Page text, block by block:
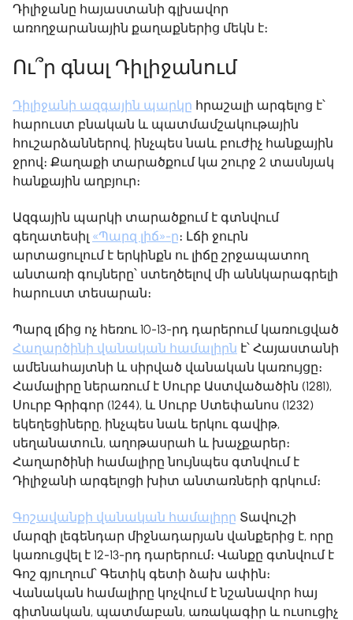
Դիլիջանը հայաստանի գլխավոր
առողջարանային քաղաքներից մեկն է։
Ու՞ր գնալ Դիլիջանում
Դիլիջանի ազգային պարկը հրաշալի արգելոց է՝
հարուստ բնական և պատմամշակութային
հուշարձաններով, ինչպես նաև բուժիչ հանքային
ջրով։ Քաղաքի տարածքում կա շուրջ 2 տասնյակ
հանքային աղբյուր։
Ազգային պարկի տարածքում է գտնվում
գեղատեսիլ «Պարզ լիճ»-ը։ Լճի ջուրն
արտացուլում է երկինքն ու լիճը շրջապատող
անտառի գույները՝ ստեղծելով մի աննկարագրելի
հարուստ տեսարան։
Պարզ լճից ոչ հեռու 10-13-րդ դարերում կառուցված
Հաղարծինի վանական համալիրն է՝ Հայաստանի
ամենահայտնի և սիրված վանական կառույցը։
Համալիրը ներառում է Սուրբ Աստվածածին (1281),
Սուրբ Գրիգոր (1244), և Սուրբ Ստեփանոս (1232)
եկեղեցիները, ինչպես նաև երկու գավիթ,
սեղանատուն, աղոթասրահ և խաչքարեր։
Հաղարծինի համալիրը նույնպես գտնվում է
Դիլիջանի արգելոցի խիտ անտառների գրկում։
Գոշավանքի վանական համալիրը Տավուշի
մարզի լեգենդար միջնադարյան վանքերից է, որը
կառուցվել է 12-13-րդ դարերում։ Վանքը գտնվում է
Գոշ գյուղում՝ Գետիկ գետի ձախ ափին։
Վանական համալիրը կոչվում է նշանավոր հայ
գիտնական, պատմաբան, առակագիր և ուսուցիչ